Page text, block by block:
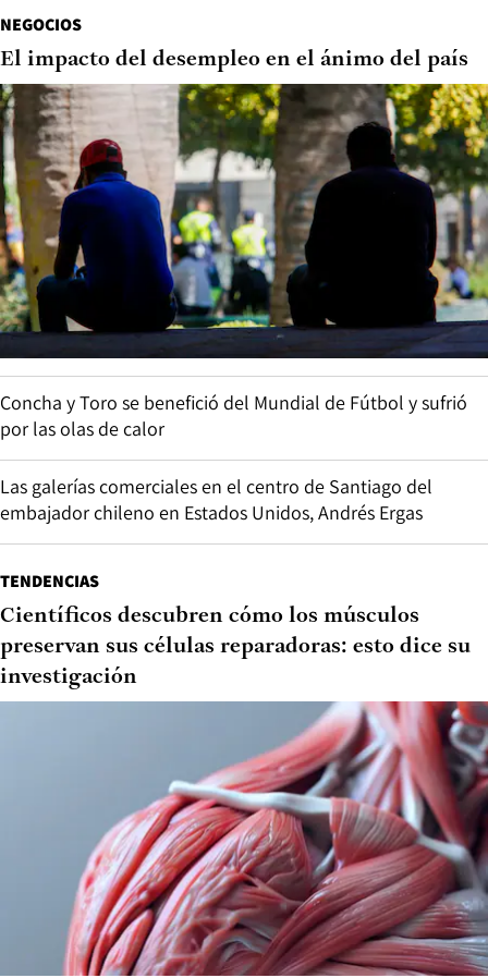
NEGOCIOS
El impacto del desempleo en el ánimo del país
Concha y Toro se benefició del Mundial de Fútbol y sufrió
por las olas de calor
Las galerías comerciales en el centro de Santiago del
embajador chileno en Estados Unidos, Andrés Ergas
TENDENCIAS
Científicos descubren cómo los músculos
preservan sus células reparadoras: esto dice su
investigación